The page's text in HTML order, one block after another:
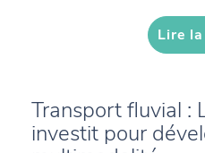
Lire
Transport fluvial :
investit pour